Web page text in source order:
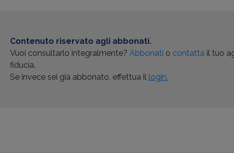
Contenuto riservato agli abbonati.
Vuoi consultarlo integralmente?Abbonati o contatta il tuo
fiducia.
Se invece sei già abbonato, effettua il login.